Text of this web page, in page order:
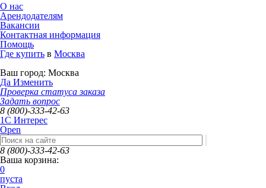
О нас
Арендодателям
Вакансии
Контактная информация
Помощь
Где купить в Москва
Ваш город: Москва
Да Изменить
Проверка статуса заказа
Задать вопрос
8 (800)-333-42-63
1C Интерес
Open
8 (800)-333-42-63
Ваша корзина:
0
пуста